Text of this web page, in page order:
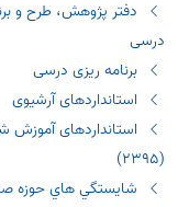
دفتر پژوهش، طرح و
درسی
برنامه ریزی درسی
استانداردهای آرشیوی
استانداردهای آموزش
(٢٣٩٥)
شايستگي هاي حوزه صنعت